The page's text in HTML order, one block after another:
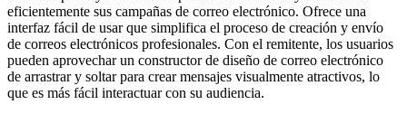
eficientemente sus campañas de correo electrónico. Ofrece una
interfaz fácil de usar que simplifica el proceso de creación y envío
de correos electrónicos profesionales. Con el remitente, los usuarios
pueden aprovechar un constructor de diseño de correo electrónico
de arrastrar y soltar para crear mensajes visualmente atractivos, lo
que es más fácil interactuar con su audiencia.